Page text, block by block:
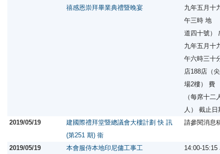
禧感恩崇拜畢業典禮暨晚宴
九年五月
午三時 地
道四十號
九年五月
午六時三
店188店（
場2樓）
（每席十
人） 截止
2019/05/19
建國際禮拜堂暨總議會大樓計劃 快 訊
(第251 期) 衞
請參閱消息
2019/05/19 本會服侍本地印尼傭工事工
14:00-